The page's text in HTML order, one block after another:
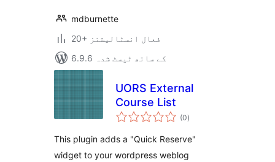
mdburnette
20+ فعال انسٹالیشنز
6.9.6 کے ساتھ ٹیسٹ شدہ
UORS External
Course List
(0مجموعی
درجہ
)
This plugin adds a "Quick Reserve"
widget to your wordpress weblog